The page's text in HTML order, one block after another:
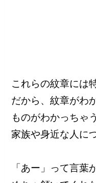
これらの紋章には
だから、紋章がわ
ものがわかっちゃ
家族や身近な人に
「あー」って言葉